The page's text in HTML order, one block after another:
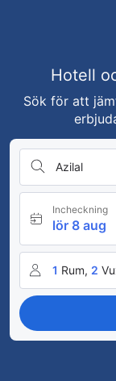
Hotell
Sök för att
Azilal
Incheckning
lör 8 aug
1 Rum, 2